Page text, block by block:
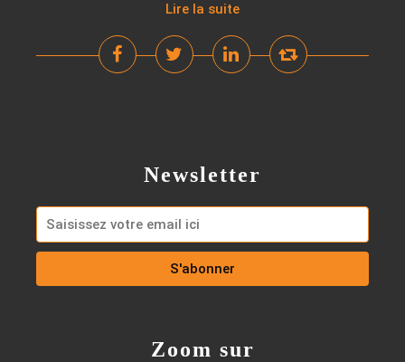
Lire la suite
Newsletter
Zoom sur